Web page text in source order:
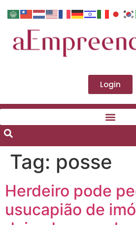
Login
Tag: posse
Herdeiro pode
usucapião de